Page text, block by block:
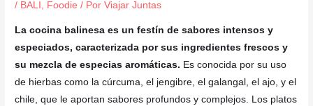
/ BALI , Foodie / PorViajar Juntas
La cocina balinesa es un festín de sabores intensos y
especiados, caracterizada por sus ingredientes frescos y
su mezcla de especias aromáticas. Es conocida por su uso
de hierbas como la cúrcuma, el jengibre, el galangal, el ajo, y el
chile, que le aportan sabores profundos y complejos. Los platos